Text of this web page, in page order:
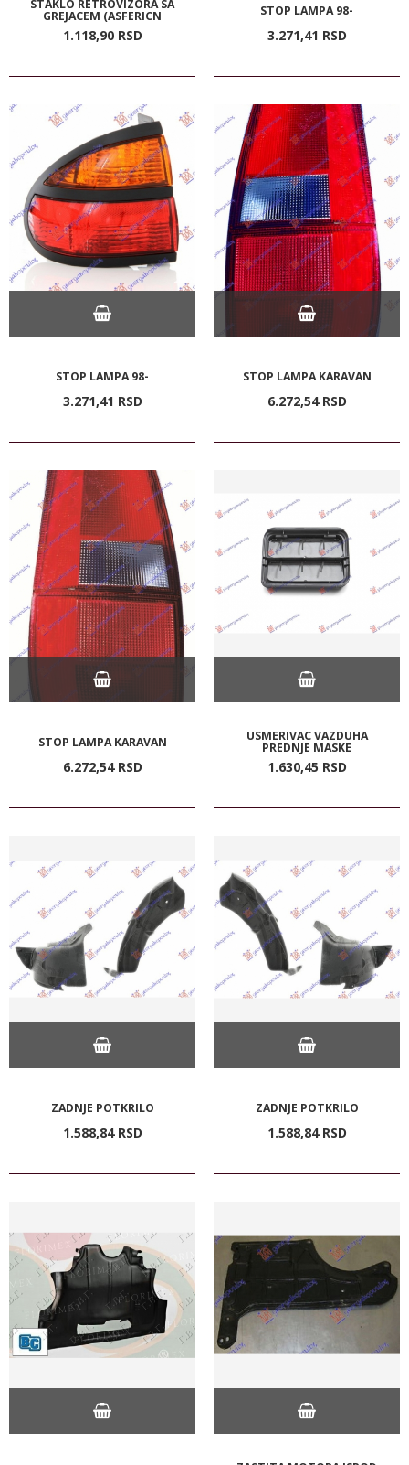
STAKLO RETROVIZORA SA
GREJACEM (ASFERICN
1.118,90 RSD
STOP LAMPA 98-
3.271,41 RSD
STOP LAMPA 98-
3.271,41 RSD
STOP LAMPA KARAVAN
6.272,54 RSD
STOP LAMPA KARAVAN
6.272,54 RSD
USMERIVAC VAZDUHA
PREDNJE MASKE
1.630,45 RSD
ZADNJE POTKRILO
1.588,84 RSD
ZADNJE POTKRILO
1.588,84 RSD